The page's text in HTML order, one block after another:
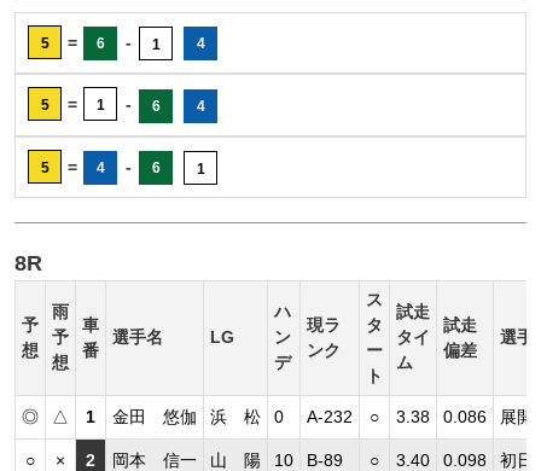
5 = 6 - 1 4
5 = 1 - 6 4
5 = 4 - 6 1
8R
予
想
雨
予
想
車
番
選手名 LG
ハ
ン
デ
現ラ
ンク
ス
タ
ー
ト
試走
タイ
ム
試走
偏差
選手
◎ △ 1 金田 悠伽 浜 松 0 A-232 ○ 3.38 0.086 展開
○ × 2 岡本 信一 山 陽 10 B-89 ○ 3.40 0.098 初日